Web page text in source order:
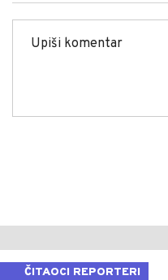
ČITAOCI REPORTERI